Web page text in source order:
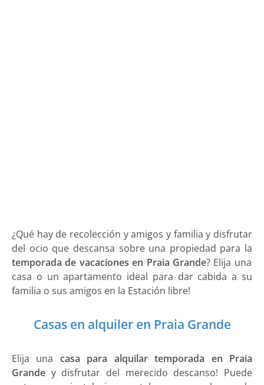
¿Qué hay de recolección y amigos y familia y disfrutar
del ocio que descansa sobre una propiedad para la
temporada de vacaciones en Praia Grande? Elija una
casa o un apartamento ideal para dar cabida a su
familia o sus amigos en la Estación libre!
Casas en alquiler en Praia Grande
Elija una casa para alquilar temporada en Praia
Grande y disfrutar del merecido descanso! Puede